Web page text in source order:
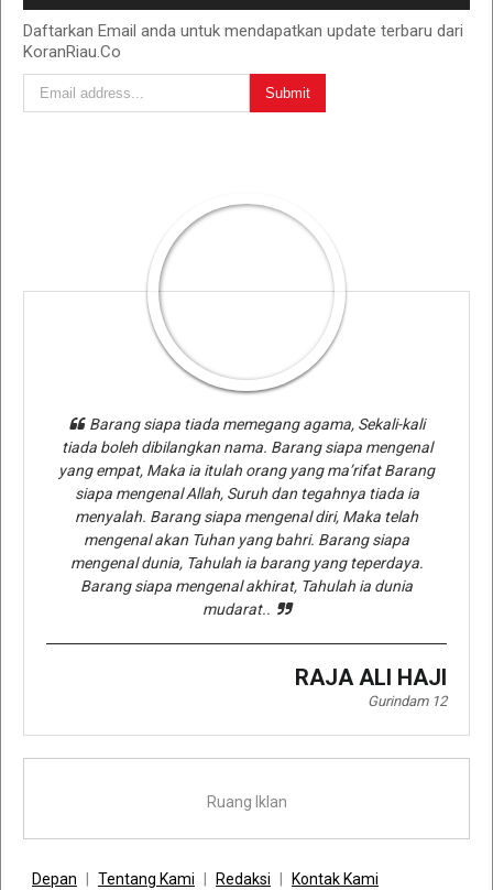
Daftarkan Email anda untuk mendapatkan update terbaru dari
KoranRiau.Co
Barang siapa tiada memegang agama, Sekali-kali
tiada boleh dibilangkan nama. Barang siapa mengenal
yang empat, Maka ia itulah orang yang ma’rifat Barang
siapa mengenal Allah, Suruh dan tegahnya tiada ia
menyalah. Barang siapa mengenal diri, Maka telah
mengenal akan Tuhan yang bahri. Barang siapa
mengenal dunia, Tahulah ia barang yang teperdaya.
Barang siapa mengenal akhirat, Tahulah ia dunia
mudarat..
RAJA ALI HAJI
Gurindam 12
Ruang Iklan
Depan Tentang Kami Redaksi Kontak Kami